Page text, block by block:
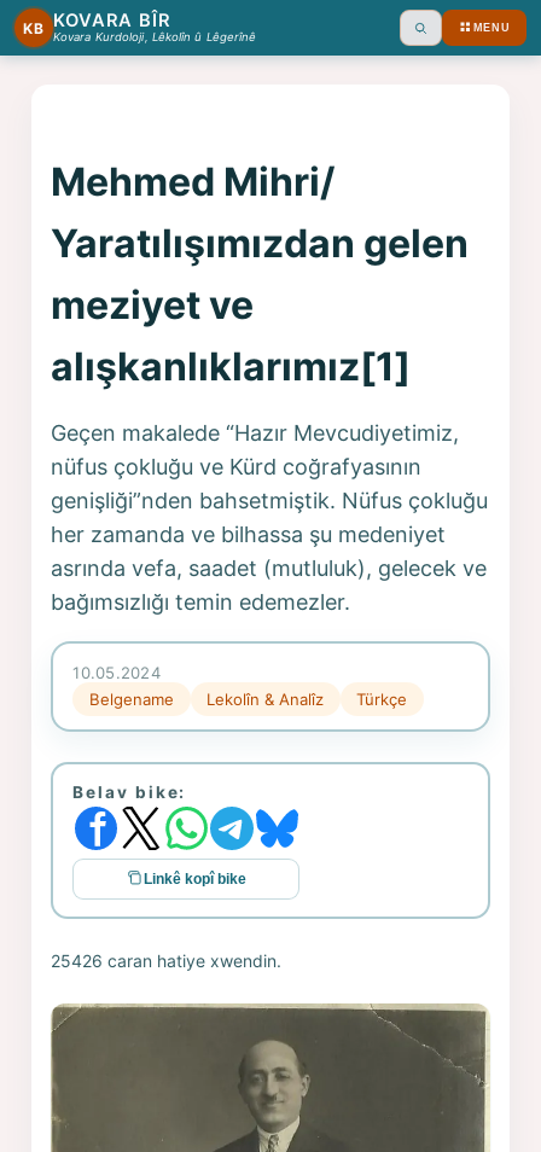
KB KOVARA BÎR
Kovara Kurdoloji, Lêkolîn û Lêgerînê Ara MENU
Mehmed Mihri/
Yaratılışımızdan gelen
meziyet ve
alışkanlıklarımız[1]
Geçen makalede “Hazır Mevcudiyetimiz,
nüfus çokluğu ve Kürd coğrafyasının
genişliği”nden bahsetmiştik. Nüfus çokluğu
her zamanda ve bilhassa şu medeniyet
asrında vefa, saadet (mutluluk), gelecek ve
bağımsızlığı temin edemezler.
10.05.2024
Belgename
Lekolîn & Analîz Türkçe
Belav bike:
Linkê kopî bike
25426 caran hatiye xwendin.